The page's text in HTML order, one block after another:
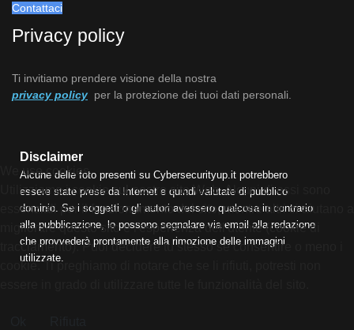
Contattaci
Privacy policy
Ti invitiamo prendere visione della nostra
privacy policy per la protezione dei tuoi dati personali.
Disclaimer
Alcune delle foto presenti su Cybersecurityup.it potrebbero
essere state prese da Internet e quindi valutate di pubblico
dominio. Se i soggetti o gli autori avessero qualcosa in contrario
alla pubblicazione, lo possono segnalare via email alla redazione
che provvederà prontamente alla rimozione delle immagini
utilizzate.
We use cookies
Utilizziamo i cookie sul nostro sito Web. Alcuni di essi sono
essenziali per il funzionamento del sito, mentre altri ci aiutano a
migliorare questo sito e l'esperienza dell'utente (cookie di
tracciamento). Puoi decidere tu stesso se consentire o meno i
cookie. Ti preghiamo di notare che se li rifiuti, potresti non